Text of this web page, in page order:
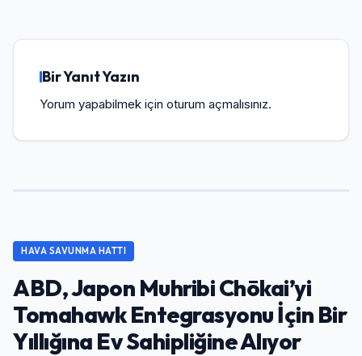
Bir Yanıt Yazın
Yorum yapabilmek için oturum açmalısınız.
HAVA SAVUNMA HATTI
ABD, Japon Muhribi Chōkai’yi
Tomahawk Entegrasyonu İçin Bir
Yıllığına Ev Sahipliğine Alıyor